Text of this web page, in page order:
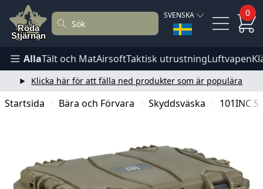
SVENSKA 0
AllaTält och MatAirsoftTaktisk utrustningLuftvapen
Klicka här för att fälla ned produkter som är populära
Startsida Bära och Förvara Skyddsväska 101INC